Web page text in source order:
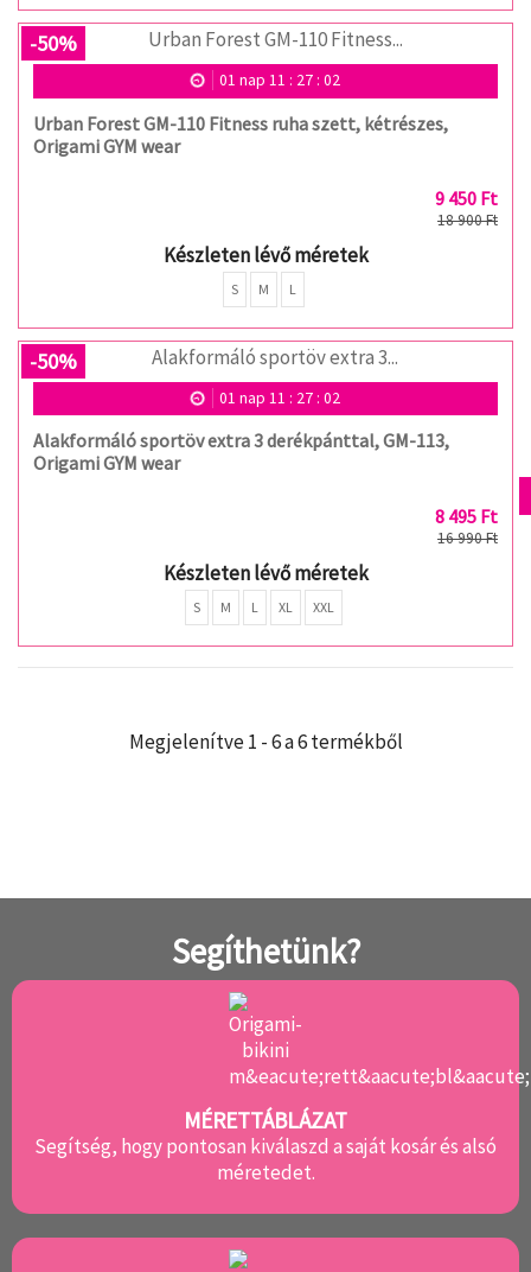
-50%
01 nap 11 : 27 :02
Urban Forest GM-110 Fitness ruha szett, kétrészes,
Origami GYM wear
9 450 Ft
18 900 Ft
Készleten lévő méretek
S M L
-50%
01 nap 11 : 27 :02
Alakformáló sportöv extra 3 derékpánttal, GM-113,
Origami GYM wear
8 495 Ft
16 990 Ft
Készleten lévő méretek
S M L XL XXL
Megjelenítve 1 - 6 a 6 termékből
Segíthetünk?
MÉRETTÁBLÁZAT
Segítség, hogy pontosan kiválaszd a saját kosár és alsó
méretedet.